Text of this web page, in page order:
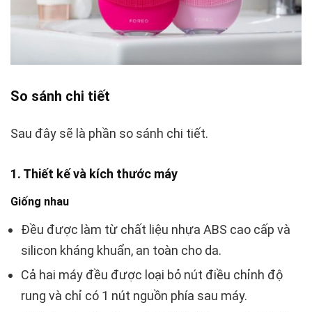
So sánh chi tiết
Sau đây sẽ là phần so sánh chi tiết.
1. Thiết kế và kích thước máy
Giống nhau
Đều được làm từ chất liệu nhựa ABS cao cấp và
silicon kháng khuẩn, an toàn cho da.
Cả hai máy đều được loại bỏ nút điều chỉnh độ
rung và chỉ có 1 nút nguồn phía sau máy.